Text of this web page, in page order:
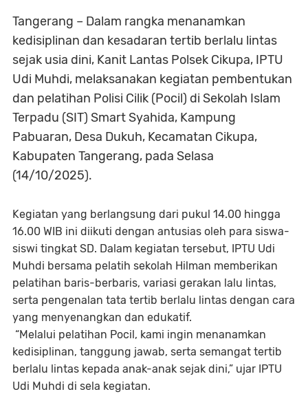
Tangerang – Dalam rangka menanamkan
kedisiplinan dan kesadaran tertib berlalu lintas
sejak usia dini, Kanit Lantas Polsek Cikupa, IPTU
Udi Muhdi, melaksanakan kegiatan pembentukan
dan pelatihan Polisi Cilik (Pocil) di Sekolah Islam
Terpadu (SIT) Smart Syahida, Kampung
Pabuaran, Desa Dukuh, Kecamatan Cikupa,
Kabupaten Tangerang, pada Selasa
(14/10/2025).
Kegiatan yang berlangsung dari pukul 14.00 hingga
16.00 WIB ini diikuti dengan antusias oleh para siswa-
siswi tingkat SD. Dalam kegiatan tersebut, IPTU Udi
Muhdi bersama pelatih sekolah Hilman memberikan
pelatihan baris-berbaris, variasi gerakan lalu lintas,
serta pengenalan tata tertib berlalu lintas dengan cara
yang menyenangkan dan edukatif.
“Melalui pelatihan Pocil, kami ingin menanamkan
kedisiplinan, tanggung jawab, serta semangat tertib
berlalu lintas kepada anak-anak sejak dini,” ujar IPTU
Udi Muhdi di sela kegiatan.